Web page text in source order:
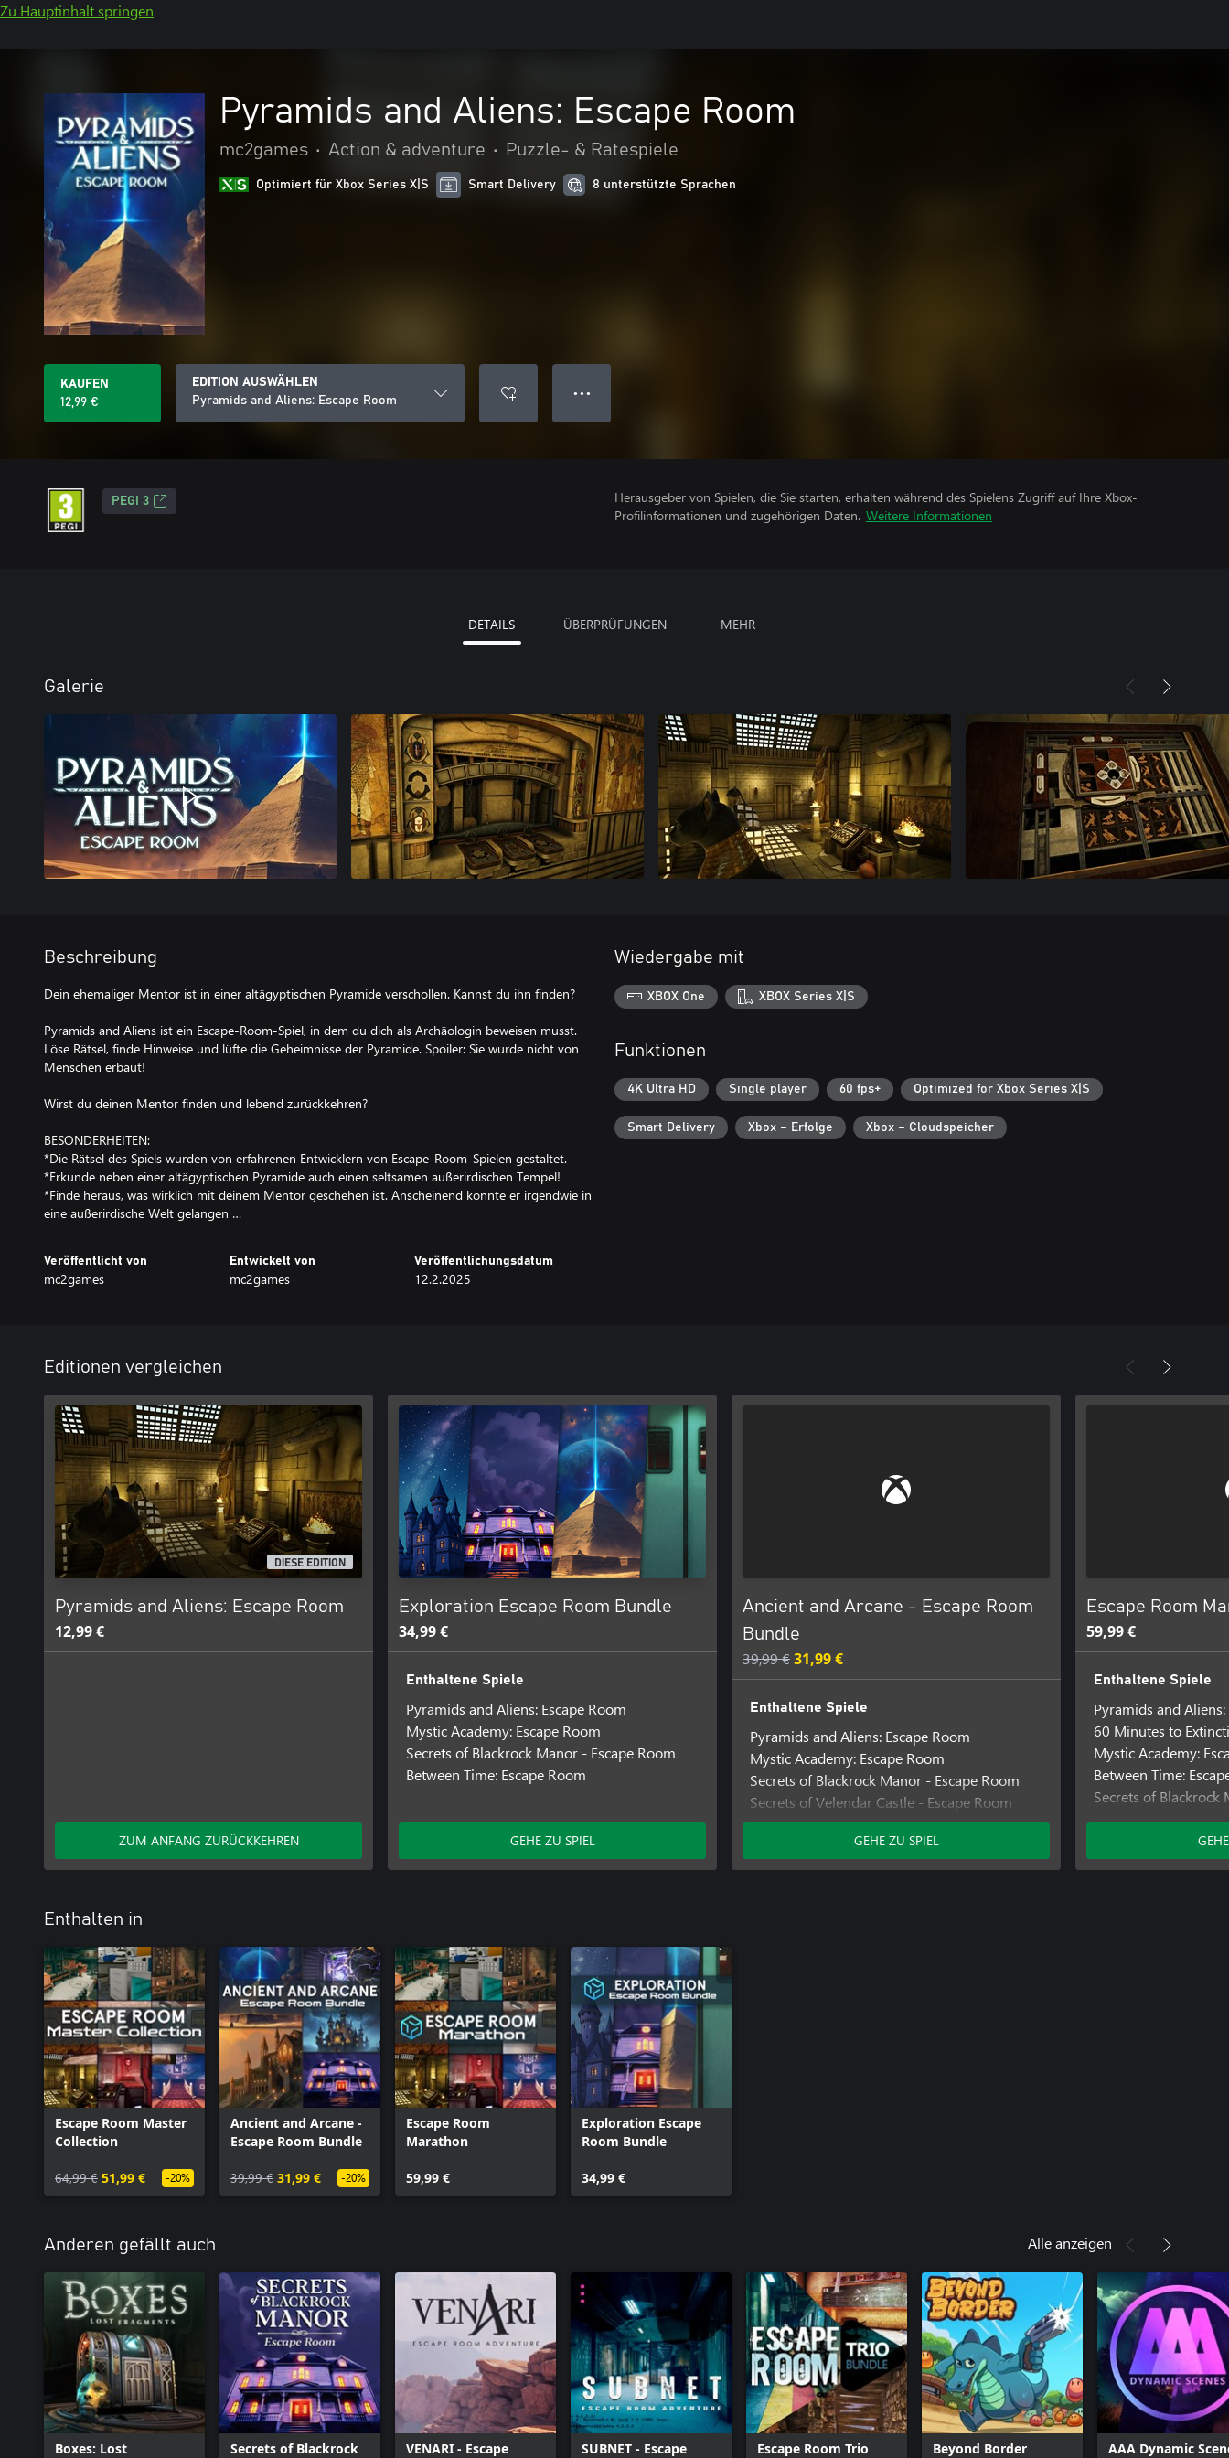
Zu Hauptinhalt springen
Pyramids and Aliens: Escape Room
mc2games • Action & adventure • Puzzle- & Ratespiele
Optimiert für Xbox Series X|S Smart Delivery 8 unterstützte Sprachen
KAUFEN
12,99 €
EDITION AUSWÄHLEN
Pyramids and Aliens: Escape Room
● ● ●
PEGI 3
Herausgeber von Spielen, die Sie starten, erhalten während des Spielens Zugriff auf Ihre Xbox-
Profilinformationen und zugehörigen Daten. Weitere Informationen
DETAILS ÜBERPRÜFUNGEN MEHR
Galerie
Beschreibung
Dein ehemaliger Mentor ist in einer altägyptischen Pyramide verschollen. Kannst du ihn finden?
Pyramids and Aliens ist ein Escape-Room-Spiel, in dem du dich als Archäologin beweisen musst.
Löse Rätsel, finde Hinweise und lüfte die Geheimnisse der Pyramide. Spoiler: Sie wurde nicht von
Menschen erbaut!
Wirst du deinen Mentor finden und lebend zurückkehren?
BESONDERHEITEN:
*Die Rätsel des Spiels wurden von erfahrenen Entwicklern von Escape-Room-Spielen gestaltet.
*Erkunde neben einer altägyptischen Pyramide auch einen seltsamen außerirdischen Tempel!
*Finde heraus, was wirklich mit deinem Mentor geschehen ist. Anscheinend konnte er irgendwie in
eine außerirdische Welt gelangen …
Veröffentlicht von
mc2games
Entwickelt von
mc2games
Veröffentlichungsdatum
12.2.2025
Wiedergabe mit
XBOX One XBOX Series X|S
Funktionen
4K Ultra HD Single player 60 fps+ Optimized for Xbox Series X|S
Smart Delivery Xbox – Erfolge Xbox – Cloudspeicher
Editionen vergleichen
DIESE EDITION
Pyramids and Aliens: Escape Room
12,99 €
ZUM ANFANG ZURÜCKKEHREN
Exploration Escape Room Bundle
34,99 €
Enthaltene Spiele
Pyramids and Aliens: Escape Room
Mystic Academy: Escape Room
Secrets of Blackrock Manor - Escape Room
Between Time: Escape Room
GEHE ZU SPIEL
Ancient and Arcane - Escape Room
Bundle
39,99 €31,99 €
Enthaltene Spiele
Pyramids and Aliens: Escape Room
Mystic Academy: Escape Room
Secrets of Blackrock Manor - Escape Room
Secrets of Velendar Castle - Escape Room
Between Time: Escape Room
GEHE ZU SPIEL
Escape Room
59,99 €
Enthaltene Spiele
Pyramids and Aliens:
60 Minutes to
Mystic Academy:
Between Time:
Secrets of Blackrock
Tested on Humans:
Palindrome
Regular Factory:
Enthalten in
Escape Room Master
Collection
64,99 € 51,99 € -20%
Ancient and Arcane -
Escape Room Bundle
39,99 € 31,99 € -20%
Escape Room
Marathon
59,99 €
Exploration Escape
Room Bundle
34,99 €
Anderen gefällt auch Alle anzeigen
Boxes: Lost Secrets of Blackrock VENARI - Escape SUBNET - Escape Escape Room Trio Beyond Border AAA Dynamic